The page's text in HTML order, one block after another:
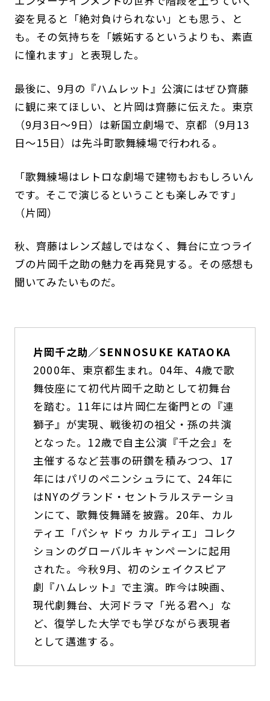
姿を見ると「絶対負けられない」とも思う、と
も。その気持ちを「嫉妬するというよりも、素直
に憧れます」と表現した。
最後に、9月の『ハムレット』公演にはぜひ齊藤
に観に来てほしい、と片岡は齊藤に伝えた。東京
（9月3日～9日）は新国立劇場で、京都（9月13
日～15日）は先斗町歌舞練場で行われる。
「歌舞練場はレトロな劇場で建物もおもしろいん
です。そこで演じるということも楽しみです」
（片岡）
秋、齊藤はレンズ越しではなく、舞台に立つライ
ブの片岡千之助の魅力を再発見する。その感想も
聞いてみたいものだ。
片岡千之助／SENNOSUKE KATAOKA
2000年、東京都生まれ。04年、4歳で歌
舞伎座にて初代片岡千之助として初舞台
を踏む。11年には片岡仁左衛門との『連
獅子』が実現、戦後初の祖父・孫の共演
となった。12歳で自主公演『千之会』を
主催するなど芸事の研鑽を積みつつ、17
年にはパリのペニンシュラにて、24年に
はNYのグランド・セントラルステーショ
ンにて、歌舞伎舞踊を披露。20年、カル
ティエ「パシャ ドゥ カルティエ」コレク
ションのグローバルキャンペーンに起用
された。今秋9月、初のシェイクスピア
劇『ハムレット』で主演。昨今は映画、
現代劇舞台、大河ドラマ「光る君へ」な
ど、復学した大学でも学びながら表現者
として邁進する。